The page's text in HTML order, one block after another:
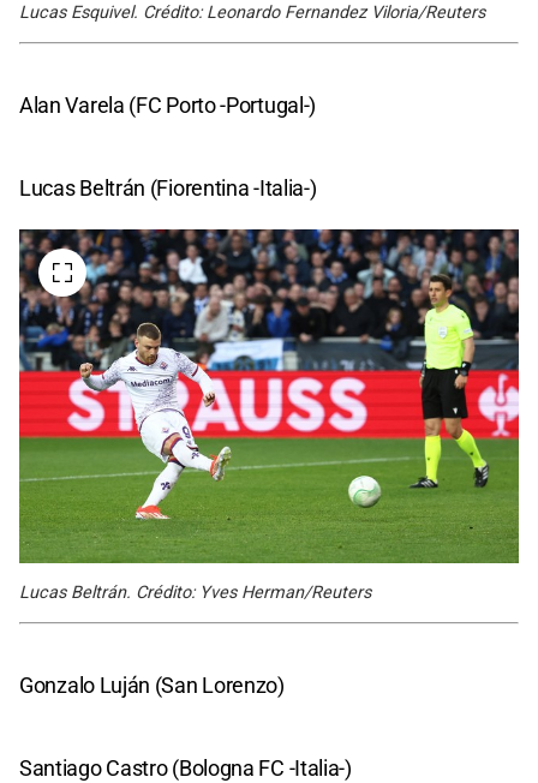
Lucas Esquivel. Crédito: Leonardo Fernandez Viloria/Reuters
Alan Varela (FC Porto -Portugal-)
Lucas Beltrán (Fiorentina -Italia-)
Lucas Beltrán. Crédito: Yves Herman/Reuters
Gonzalo Luján (San Lorenzo)
Santiago Castro (Bologna FC -Italia-)